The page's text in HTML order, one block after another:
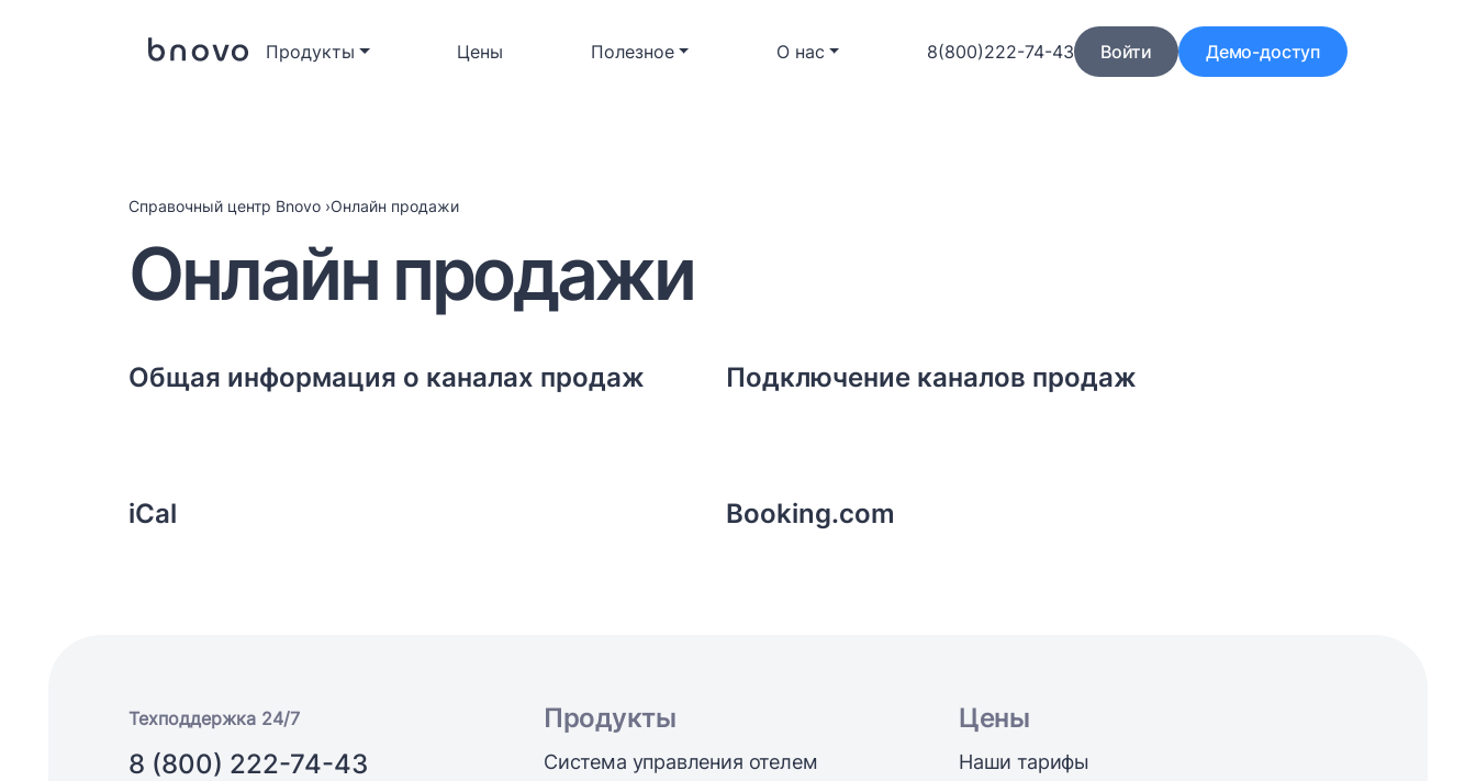
Продукты Цены Полезное О нас 8(800)222-74-43 Войти Демо-доступ
Справочный центр Bnovo ›Онлайн продажи
Онлайн продажи
Общая информация о каналах продаж Подключение каналов продаж
iCal Booking.com
Техподдержка 24/7
8 (800) 222-74-43
Продукты
Система управления отелем
Цены
Наши тарифы